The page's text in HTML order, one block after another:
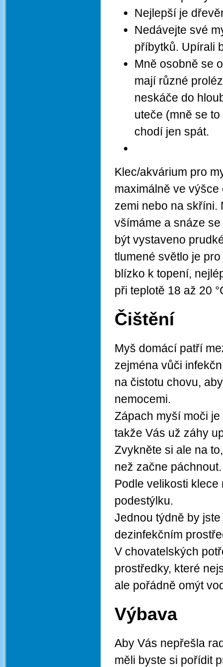
Nejlepší je
Nedávejte své
příbytků. Upírali
Mně osobně se
mají různé
neskáče do
uteče (mně se
chodí jen spát.
Klec/akvárium pro
maximálně ve
zemi nebo na skříni.
všímáme a snáze
být vystaveno
tlumené světlo je
blízko k topení,
při teplotě 18 až 20
Čištění
Myš domácí patří
zejména vůči
na čistotu chovu,
nemocemi.
Zápach myší moči
takže Vás už záhy
Zvykněte si ale na
než začne páchnout.
Podle velikosti
podestýlku.
Jednou týdně by
dezinfekčním
V chovatelských
prostředky, které
ale pořádně omýt
Výbava
Aby Vás nepřešla
měli byste si pořídit